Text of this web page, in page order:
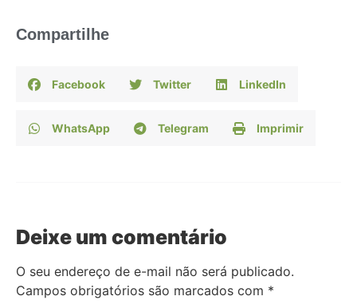
Compartilhe
Facebook Twitter LinkedIn
WhatsApp Telegram Imprimir
Deixe um comentário
O seu endereço de e-mail não será publicado.
Campos obrigatórios são marcados com *